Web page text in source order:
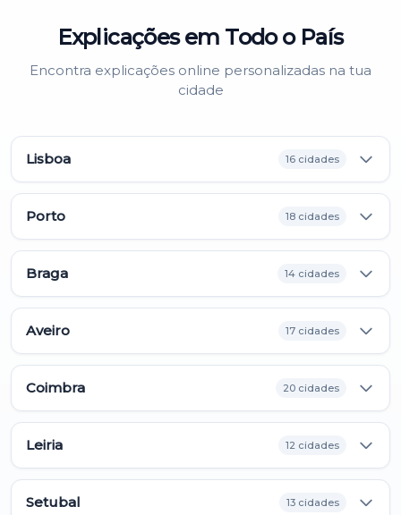
Explicações em Todo o País
Encontra explicações online personalizadas na tua
cidade
Lisboa 16 cidades
Porto 18 cidades
Braga 14 cidades
Aveiro 17 cidades
Coimbra 20 cidades
Leiria 12 cidades
Setubal 13 cidades